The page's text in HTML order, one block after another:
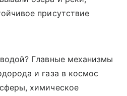
присутствие
Главные механизмы
и газа в космос
химическое